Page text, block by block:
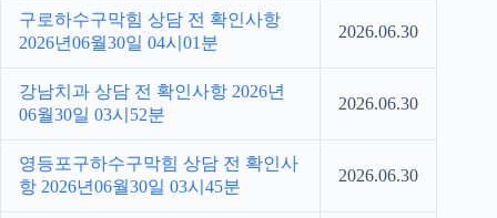
구로하수구막힘 상담 전 확인사항
2026년06월30일 04시01분
2026.06.30
강남치과 상담 전 확인사항 2026년
06월30일 03시52분
2026.06.30
영등포구하수구막힘 상담 전 확인사
항 2026년06월30일 03시45분
2026.06.30